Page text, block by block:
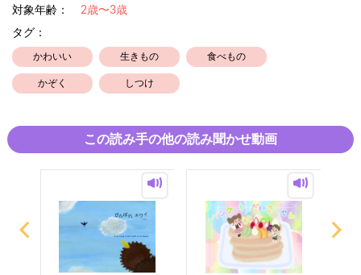
https://youtube.com/@cocoamyu?si=SGEA43NQ2CG-SE9Q
対象年齢：
2歳〜3歳
タグ：
かわいい 生きもの 食べもの
かぞく しつけ
この読み手の他の読み聞かせ動画